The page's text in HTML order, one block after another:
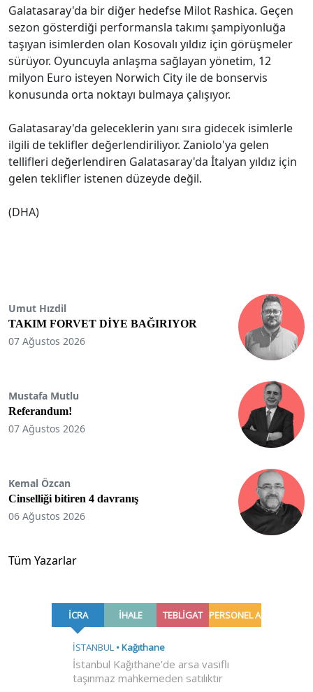
Galatasaray'da bir diğer hedefse Milot Rashica. Geçen
sezon gösterdiği performansla takımı şampiyonluğa
taşıyan isimlerden olan Kosovalı yıldız için görüşmeler
sürüyor. Oyuncuyla anlaşma sağlayan yönetim, 12
milyon Euro isteyen Norwich City ile de bonservis
konusunda orta noktayı bulmaya çalışıyor.
Galatasaray'da geleceklerin yanı sıra gidecek isimlerle
ilgili de teklifler değerlendiriliyor. Zaniolo'ya gelen
tellifleri değerlendiren Galatasaray'da İtalyan yıldız için
gelen teklifler istenen düzeyde değil.
(DHA)
Umut Hızdil
TAKIM FORVET DİYE BAĞIRIYOR
07 Ağustos 2026
Mustafa Mutlu
Referandum!
07 Ağustos 2026
Kemal Özcan
Cinselliği bitiren 4 davranış
06 Ağustos 2026
Tüm Yazarlar